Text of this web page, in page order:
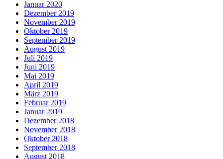
Januar 2020
Dezember 2019
November 2019
Oktober 2019
September 2019
August 2019
Juli 2019
Juni 2019
Mai 2019
April 2019
März 2019
Februar 2019
Januar 2019
Dezember 2018
November 2018
Oktober 2018
September 2018
August 2018